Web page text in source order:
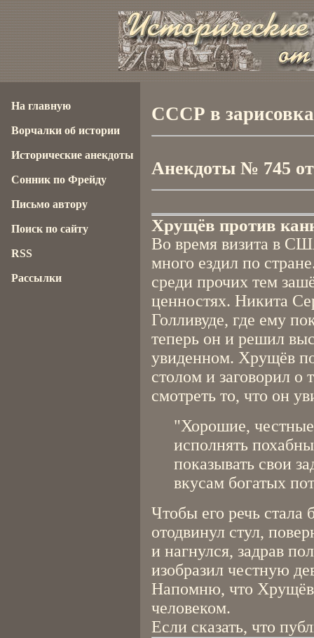
СССР в
Анекдоты № 745 от
Хрущёв против
Во время визита в
много ездил по
среди прочих тем
ценностях. Никита
Голливуде, где ему
теперь он и решил
увиденном. Хрущёв
столом и заговорил о
смотреть то, что он
"Хорошие,
исполнять
показывать свои
вкусам богатых
Чтобы его речь стала
отодвинул стул,
и нагнулся, задрав
изобразил честную
Напомню, что
человеком.
Если сказать, что
На главную
Ворчалки об истории
Исторические анекдоты
Сонник по Фрейду
Письмо автору
Поиск по сайту
RSS
Рассылки